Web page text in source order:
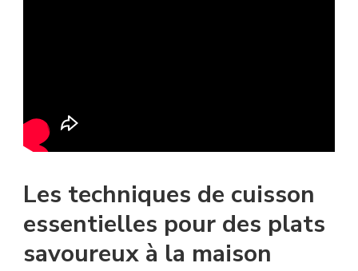
Les techniques de cuisson
essentielles pour des plats
savoureux à la maison